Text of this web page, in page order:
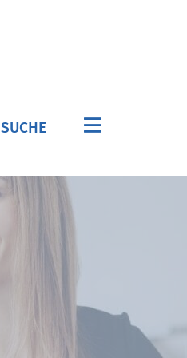
SUCHE
Navigation